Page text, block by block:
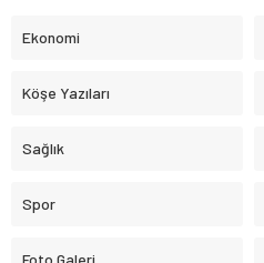
Ekonomi
Köşe Yazıları
Sağlık
Spor
Foto Galeri